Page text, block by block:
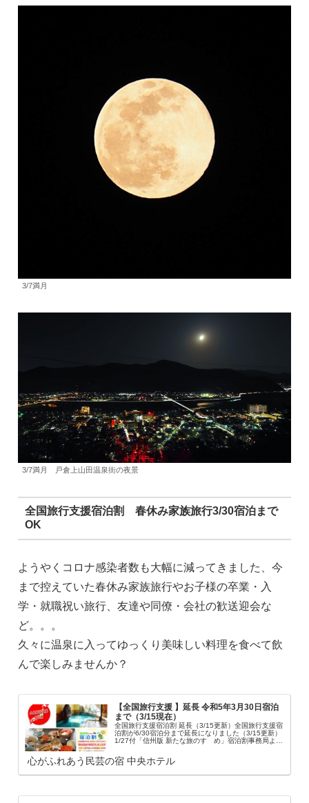
3/7満月
3/7満月 戸倉上山田温泉街の夜景
全国旅行支援宿泊割 春休み家族旅行3/30宿泊まで
OK
ようやくコロナ感染者数も大幅に減ってきました、今
まで控えていた春休み家族旅行やお子様の卒業・入
学・就職祝い旅行、友達や同僚・会社の歓送迎会な
ど。。。
久々に温泉に入ってゆっくり美味しい料理を食べて飲
んで楽しみませんか？
【全国旅行支援 】延長 令和5年3月30日宿泊
まで（3/15現在）
全国旅行支援宿泊割 延長（3/15更新）全国旅行支援宿
泊割が6/30宿泊分まで延長になりました（3/15更新）
1/27付「信州版 新たな旅のすゝめ」宿泊割事務局より
なりました。【延長期間】令和...
心がふれあう民芸の宿 中央ホテル